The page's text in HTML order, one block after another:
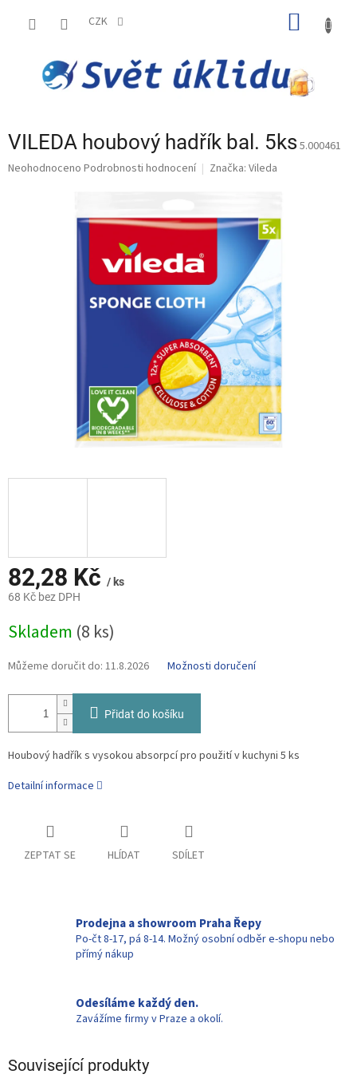
CZK
VILEDA houbový hadřík bal. 5ks 5.000461
Průměrné
Neohodnoceno Podrobnosti hodnocení Značka: Vileda
82,28 Kč / ks
68 Kč bez DPH
cena:
Skladem (8 ks)
Můžeme doručit do: 11.8.2026 Možnosti doručení
Přidat do košíku
Houbový hadřík s vysokou absorpcí pro použití v kuchyni 5 ks
Detailní informace
ZEPTAT SE HLÍDAT SDÍLET
Prodejna a showroom Praha Řepy
Po-čt 8-17, pá 8-14. Možný osobní odběr e-shopu nebo
přímý nákup
Odesíláme každý den.
Zavážíme firmy v Praze a okolí.
Související produkty